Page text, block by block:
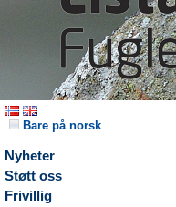
Bare på norsk
Nyheter
Støtt oss
Frivillig